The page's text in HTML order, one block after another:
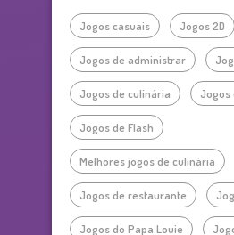
Jogos casuais Jogos 2D
Jogos de administrar
Jogos de culinária Jogos
Jogos de Flash
Melhores jogos de culinária
Jogos de restaurante
Jogos do Papa Louie